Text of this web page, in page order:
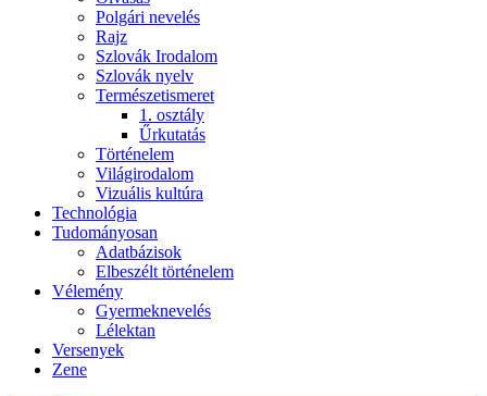
Polgári nevelés
Rajz
Szlovák Irodalom
Szlovák nyelv
Természetismeret
1. osztály
Űrkutatás
Történelem
Világirodalom
Vizuális kultúra
Technológia
Tudományosan
Adatbázisok
Elbeszélt történelem
Vélemény
Gyermeknevelés
Lélektan
Versenyek
Zene